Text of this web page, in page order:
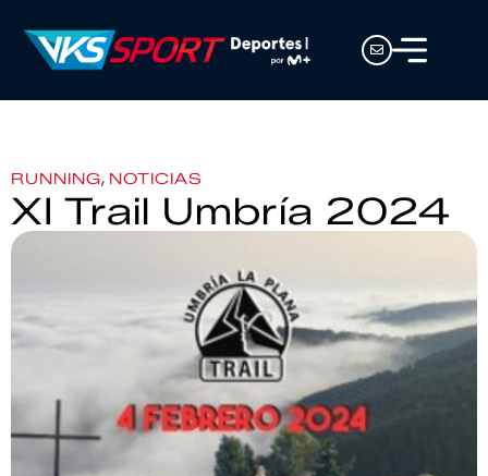
RUNNING, NOTICIAS
XI Trail Umbría 2024